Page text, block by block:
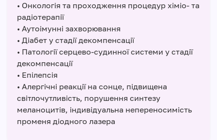
• Онкологія та проходження процедур хіміо- та
радіотерапії
• Аутоімунні захворювання
• Діабет у стадії декомпенсації
• Патології серцево-судинної системи у стадії
декомпенсації
• Епілепсія
• Алергічні реакції на сонце, підвищена
світлочутливість, порушення синтезу
меланоцитів, індивідуальна непереносимість
променя діодного лазера